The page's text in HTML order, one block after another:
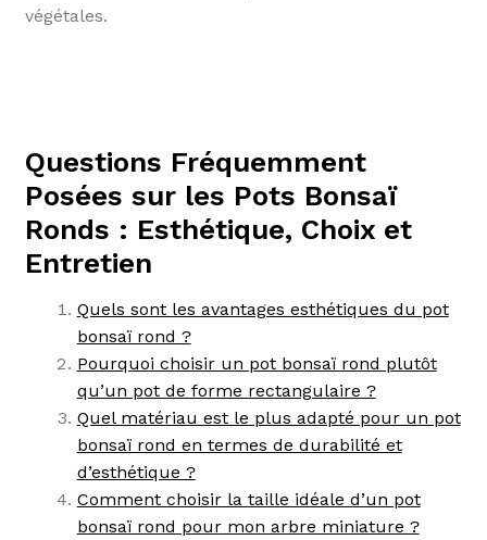
végétales.
Questions Fréquemment
Posées sur les Pots Bonsaï
Ronds : Esthétique, Choix et
Entretien
Quels sont les avantages esthétiques du pot
bonsaï rond ?
Pourquoi choisir un pot bonsaï rond plutôt
qu’un pot de forme rectangulaire ?
Quel matériau est le plus adapté pour un pot
bonsaï rond en termes de durabilité et
d’esthétique ?
Comment choisir la taille idéale d’un pot
bonsaï rond pour mon arbre miniature ?